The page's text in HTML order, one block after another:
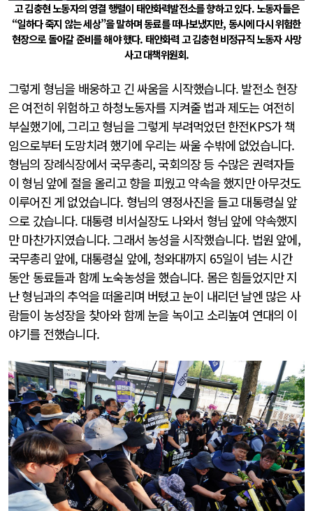
고 김충현 노동자의 영결 행렬이 태안화력발전소를 향하고 있다. 노동자들은
“일하다 죽지 않는 세상”을 말하며 동료를 떠나보냈지만, 동시에 다시 위험한
현장으로 돌아갈 준비를 해야 했다. 태안화력 고 김충현 비정규직 노동자 사망
사고 대책위원회.
그렇게 형님을 배웅하고 긴 싸움을 시작했습니다. 발전소 현장
은 여전히 위험하고 하청노동자를 지켜줄 법과 제도는 여전히
부실했기에, 그리고 형님을 그렇게 부려먹었던 한전KPS가 책
임으로부터 도망치려 했기에 우리는 싸울 수밖에 없었습니다.
형님의 장례식장에서 국무총리, 국회의장 등 수많은 권력자들
이 형님 앞에 절을 올리고 향을 피웠고 약속을 했지만 아무것도
이루어진 게 없었습니다. 형님의 영정사진을 들고 대통령실 앞
으로 갔습니다. 대통령 비서실장도 나와서 형님 앞에 약속했지
만 마찬가지였습니다. 그래서 농성을 시작했습니다. 법원 앞에,
국무총리 앞에, 대통령실 앞에, 청와대까지 65일이 넘는 시간
동안 동료들과 함께 노숙농성을 했습니다. 몸은 힘들었지만 지
난 형님과의 추억을 떠올리며 버텼고 눈이 내리던 날엔 많은 사
람들이 농성장을 찾아와 함께 눈을 녹이고 소리높여 연대의 이
야기를 전했습니다.